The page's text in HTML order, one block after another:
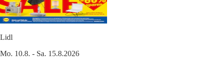
Lidl
Mo. 10.8. - Sa. 15.8.2026